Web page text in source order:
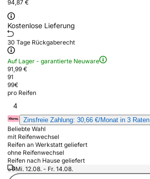
94,87 €
Kostenlose Lieferung
30 Tage Rückgaberecht
Auf Lager - garantierte Neuware
91,99 €
91
99€
pro Reifen
4
Zinsfreie Zahlung: 30,66 €/Monat in 3 Raten
Beliebte Wahl
mit Reifenwechsel
Reifen an Werkstatt geliefert
ohne Reifenwechsel
Reifen nach Hause geliefert
Mi. 12.08. - Fr. 14.08.